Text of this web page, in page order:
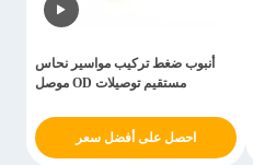
أنبوب ضغط تركيب مواسير نحاس
مستقيم توصيلات OD موصل
احصل على أفضل سعر